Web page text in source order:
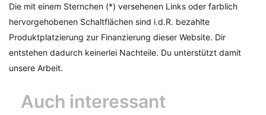
Die mit einem Sternchen (*) versehenen Links oder farblich
hervorgehobenen Schaltflächen sind i.d.R. bezahlte
Produktplatzierung zur Finanzierung dieser Website. Dir
entstehen dadurch keinerlei Nachteile. Du unterstützt damit
unsere Arbeit.
Auch interessant